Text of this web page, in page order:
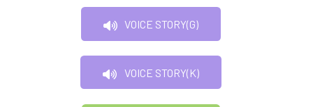
VOICE STORY(G)
VOICE STORY(K)